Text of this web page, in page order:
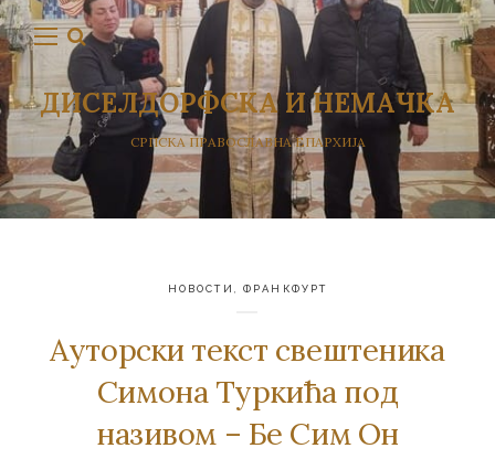
ДИСЕЛДОРФСКА И НЕМАЧКА
СРПСКА ПРАВОСЛАВНА ЕПАРХИЈА
НОВОСТИ ФРАНКФУРТ
Ауторски текст свештеника
Симона Туркића под
називом – Бе Сим Он